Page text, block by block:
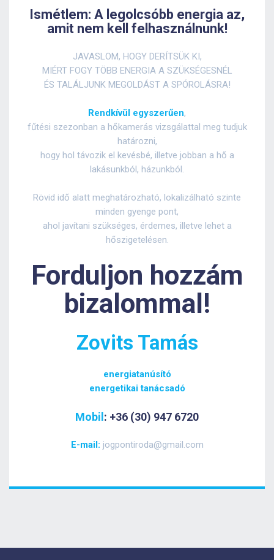
Ismétlem: A legolcsóbb energia az,
amit nem kell felhasználnunk!
JAVASLOM, HOGY DERÍTSÜK KI,
MIÉRT FOGY TÖBB ENERGIA A SZÜKSÉGESNÉL
ÉS TALÁLJUNK MEGOLDÁST A SPÓROLÁSRA!
Rendkívül egyszerűen,
fűtési szezonban a hőkamerás vizsgálattal meg tudjuk
határozni,
hogy hol távozik el kevésbé, illetve jobban a hő a
lakásunkból, házunkból.
Rövid idő alatt meghatározható, lokalizálható szinte
minden gyenge pont,
ahol javítani szükséges, érdemes, illetve lehet a
hőszigetelésen.
Forduljon hozzám
bizalommal!
Zovits Tamás
energiatanúsító
energetikai tanácsadó
Mobil : +36 (30) 947 6720
E-mail: jogpontiroda@gmail.com